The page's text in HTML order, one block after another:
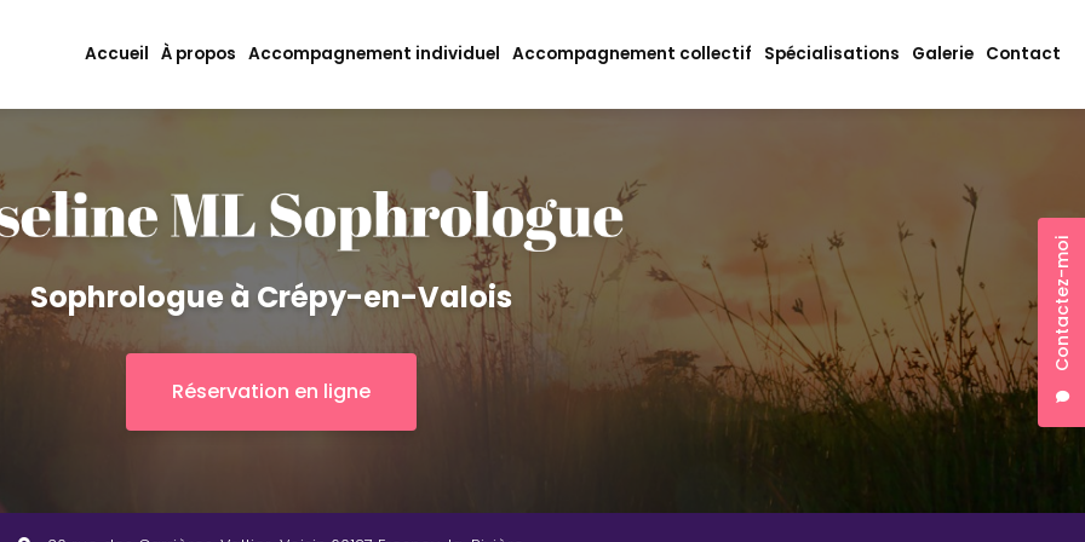
Contactez-moi
Accueil À propos Accompagnement individuel Accompagnement collectif Spécialisations Galerie Contact
Sophrologue à Crépy-en-Valois
Réservation en ligne